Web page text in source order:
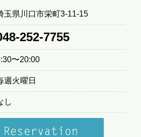
玉県川口市栄町3-11-15
252-7755
〜20:00
週火曜日
し